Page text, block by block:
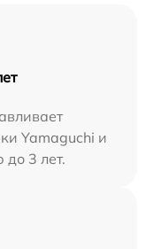
Yamaguchi и
до 3 лет.